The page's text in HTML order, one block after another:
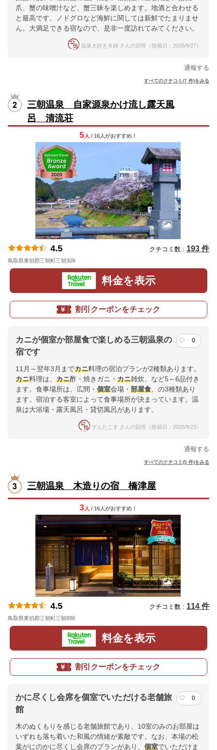
爪、蟹の味噌汁など、蟹三昧を楽しめます。地酒と合わせる
と最高です。ノドグロなど海鮮に関しては新鮮でたまりませ
ん。大満足できる宿なので、是非一度訪れてみてください。
温泉大好き夫婦 さんの回答（投稿日：2025/9/27）
通報する
すべてのクチコミ(7 件)をみる
三朝温泉 自家源泉かけ流し露天風
呂 清流荘
5 人 / 16人がおすすめ！
4.5 クチコミ数 : 193 件
鳥取県東伯郡三朝町三朝309
料金を表示
割引クーポンをチェック
カニが個室か部屋食で楽しめる三朝温泉の
宿です
0
11月～翌年3月までカニ料理の宿泊プランが2種類あります。
カニ料理は、 カニ酢・焼きガニ・ カニ雑炊、など5～6品付き
ます。食事場所は、広間・ 個室会場・ 部屋食 、の3種類あり
ます。宿泊する客室によって食事場所が決まっています。温
泉は大浴場・露天風呂・貸切風呂があります。
ずんたこす さんの回答（投稿日：2025/9/23）
通報する
すべてのクチコミ(5 件)をみる
三朝温泉 木造りの宿 橋津屋
3 人 / 16人がおすすめ！
4.5 クチコミ数 : 114 件
鳥取県東伯郡三朝町三朝886
料金を表示
割引クーポンをチェック
かに尽くし会席を個室でいただける老舗旅
館
0
木のぬくもりを感じる老舗旅館であり、10室のみのお部屋は
いずれも落ち着いた和風の情緒が素敵です。なお、本場の松
葉がにのかに尽くし会席のプランがあり、 個室でいただけま